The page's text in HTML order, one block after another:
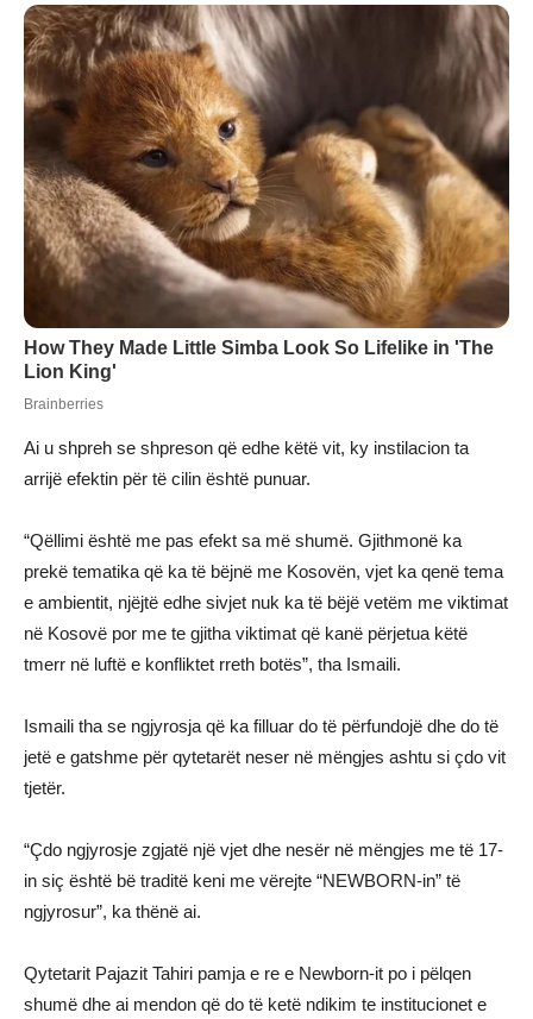
Ai u shpreh se shpreson që edhe këtë vit, ky instilacion ta
arrijë efektin për të cilin është punuar.
“Qëllimi është me pas efekt sa më shumë. Gjithmonë ka
prekë tematika që ka të bëjnë me Kosovën, vjet ka qenë tema
e ambientit, njëjtë edhe sivjet nuk ka të bëjë vetëm me viktimat
në Kosovë por me te gjitha viktimat që kanë përjetua këtë
tmerr në luftë e konfliktet rreth botës”, tha Ismaili.
Ismaili tha se ngjyrosja që ka filluar do të përfundojë dhe do të
jetë e gatshme për qytetarët neser në mëngjes ashtu si çdo vit
tjetër.
“Çdo ngjyrosje zgjatë një vjet dhe nesër në mëngjes me të 17-
in siç është bë traditë keni me vërejte “NEWBORN-in” të
ngjyrosur”, ka thënë ai.
Qytetarit Pajazit Tahiri pamja e re e Newborn-it po i pëlqen
shumë dhe ai mendon që do të ketë ndikim te institucionet e